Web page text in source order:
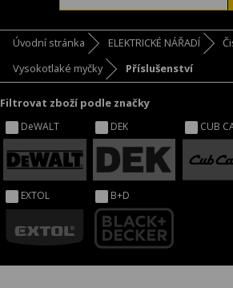
Úvodní stránka ELEKTRICKÉ NÁŘADÍ
Vysokotlaké myčky
Příslušenství
Filtrovat zboží podle značky
DeWALT DEK CUB
EXTOL B+D